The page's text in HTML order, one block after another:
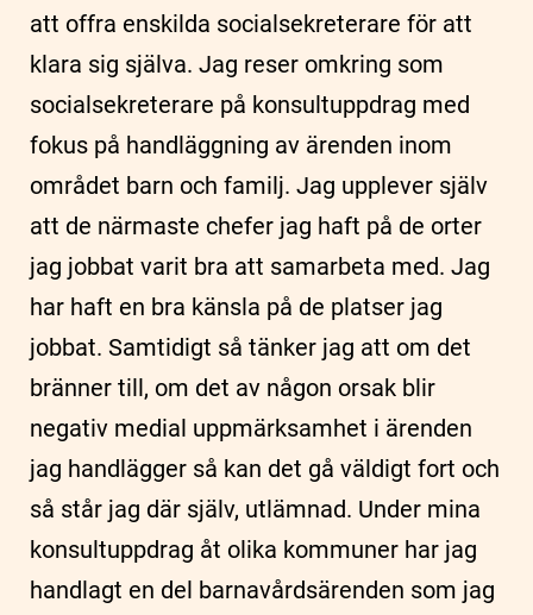
att offra enskilda socialsekreterare för att
klara sig själva. Jag reser omkring som
socialsekreterare på konsultuppdrag med
fokus på handläggning av ärenden inom
området barn och familj. Jag upplever själv
att de närmaste chefer jag haft på de orter
jag jobbat varit bra att samarbeta med. Jag
har haft en bra känsla på de platser jag
jobbat. Samtidigt så tänker jag att om det
bränner till, om det av någon orsak blir
negativ medial uppmärksamhet i ärenden
jag handlägger så kan det gå väldigt fort och
så står jag där själv, utlämnad. Under mina
konsultuppdrag åt olika kommuner har jag
handlagt en del barnavårdsärenden som jag